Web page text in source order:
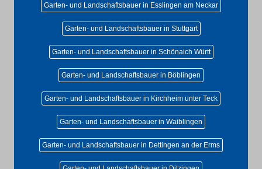
Garten- und Landschaftsbauer in Esslingen am Neckar
Garten- und Landschaftsbauer in Stuttgart
Garten- und Landschaftsbauer in Schönaich Württ
Garten- und Landschaftsbauer in Böblingen
Garten- und Landschaftsbauer in Kirchheim unter Teck
Garten- und Landschaftsbauer in Waiblingen
Garten- und Landschaftsbauer in Dettingen an der Erms